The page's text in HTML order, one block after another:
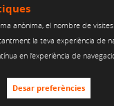
anònima, el nombre de visites
la teva experiència de
en l’experiència de
Desar preferències